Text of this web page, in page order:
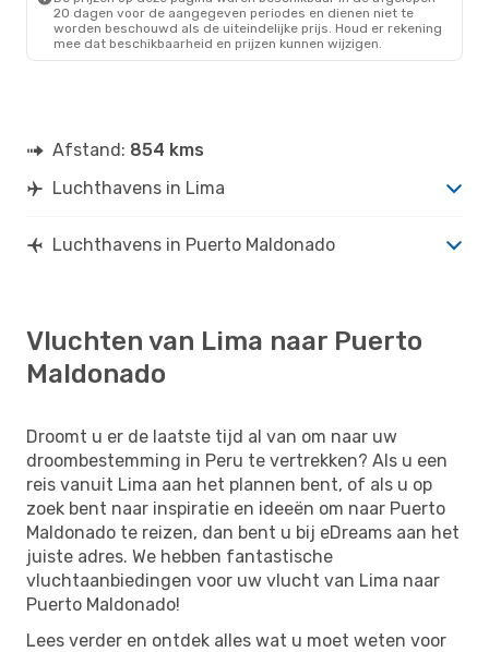
20 dagen voor de aangegeven periodes en dienen niet te
worden beschouwd als de uiteindelijke prijs. Houd er rekening
mee dat beschikbaarheid en prijzen kunnen wijzigen.
Afstand: 854 kms
Luchthavens in Lima
Luchthavens in Puerto Maldonado
Vluchten van Lima naar Puerto
Maldonado
Droomt u er de laatste tijd al van om naar uw
droombestemming in Peru te vertrekken? Als u een
reis vanuit Lima aan het plannen bent, of als u op
zoek bent naar inspiratie en ideeën om naar Puerto
Maldonado te reizen, dan bent u bij eDreams aan het
juiste adres. We hebben fantastische
vluchtaanbiedingen voor uw vlucht van Lima naar
Puerto Maldonado!
Lees verder en ontdek alles wat u moet weten voor